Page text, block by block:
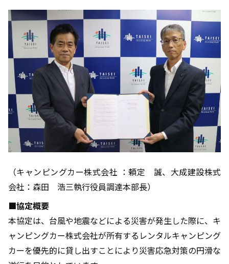
（キャンピングカー株式会社 ：頼定 誠、大成建設株式
会社：森田 浩三執行役員調達本部長）
■協定概要
本協定は、台風や地震などによる災害が発生した際に、キ
ャンピングカー株式会社が所有するレンタルキャンピング
カーを優先的に貸し出すことにより災害応急対策の円滑な